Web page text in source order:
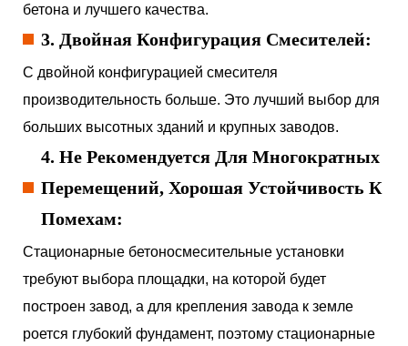
бетона и лучшего качества.
3. Двойная Конфигурация Смесителей:
С двойной конфигурацией смесителя
производительность больше. Это лучший выбор для
больших высотных зданий и крупных заводов.
4. Не Рекомендуется Для Многократных
Перемещений, Хорошая Устойчивость К
Помехам:
Стационарные бетоносмесительные установки
требуют выбора площадки, на которой будет
построен завод, а для крепления завода к земле
роется глубокий фундамент, поэтому стационарные